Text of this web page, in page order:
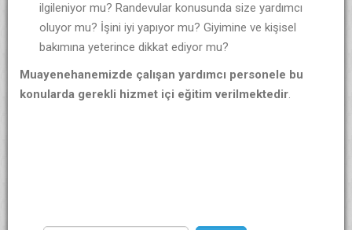
ilgileniyor mu? Randevular konusunda size yardımcı
oluyor mu? İşini iyi yapıyor mu? Giyimine ve kişisel
bakımına yeterince dikkat ediyor mu?
Muayenehanemizde çalışan yardımcı personele bu
konularda gerekli hizmet içi eğitim verilmektedir.